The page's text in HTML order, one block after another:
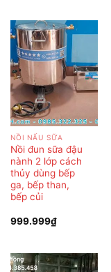
NỒI NẤU SỮA
Nồi đun sữa đậu
nành 2 lớp cách
thủy dùng bếp
ga, bếp than,
bếp củi
999.999₫